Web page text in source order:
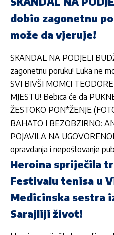
dobio zagonetnu
može da vjeruje!
SKANDAL NA PODJELI
zagonetnu poruku! Luka ne
SVI BIVŠI MOMCI
MJESTU! Bebica će da
ŽESTOKO PON*ŽENJE
BAHATO I BEZOBZIRNO:
POJAVILA NA
opravdanja i nepoštovanje
Heroina spriječila
Festivalu tenisa u
Medicinska sestra
Sarajliji život!